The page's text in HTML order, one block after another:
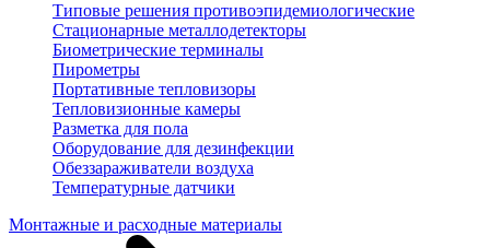
Типовые решения противоэпидемиологические
Стационарные металлодетекторы
Биометрические терминалы
Пирометры
Портативные тепловизоры
Тепловизионные камеры
Разметка для пола
Оборудование для дезинфекции
Обеззараживатели воздуха
Температурные датчики
Монтажные и расходные материалы